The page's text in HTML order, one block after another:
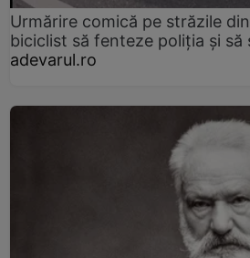
Urmărire comică pe străzile
biciclist să fenteze poliția și să
adevarul.ro